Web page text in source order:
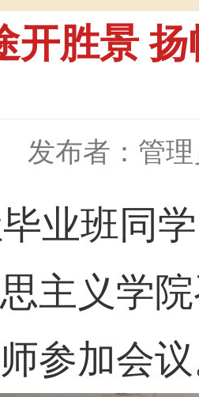
开胜景
发布者：管
毕业班同
主义学
参加会